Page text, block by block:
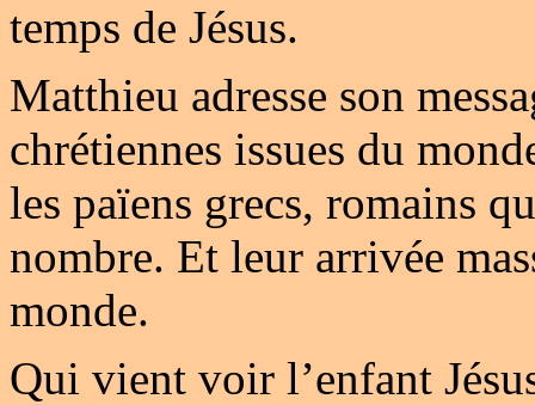
temps de Jésus.
Matthieu adresse son
chrétiennes issues du
les païens grecs, romains
nombre. Et leur arrivée
monde.
Qui vient voir l’enfant